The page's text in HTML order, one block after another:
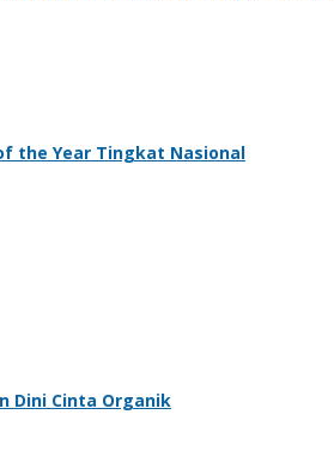
the Year Tingkat Nasional
Dini Cinta Organik